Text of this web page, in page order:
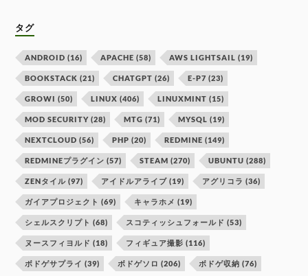
タグ
ANDROID (16) APACHE (58) AWS LIGHTSAIL (19)
BOOKSTACK (21) CHATGPT (26) E-P7 (23)
GROWI (50) LINUX (406) LINUXMINT (15)
MOD SECURITY (28) MTG (71) MYSQL (19)
NEXTCLOUD (56) PHP (20) REDMINE (149)
REDMINEプラグイン (57) STEAM (270) UBUNTU (288)
ZENタイル (97) アイドルアライブ (19) アグリコラ (36)
ガイアプロジェクト (69) キャラホメ (19)
シェルスクリプト (68) スコティッシュフォールド (53)
ヌースフィヨルド (18) フィギュア撮影 (116)
ボドゲサプライ (39) ボドゲソロ (206) ボドゲ収納 (76)